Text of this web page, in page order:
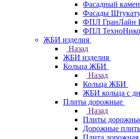
Фасадный
Фасады
ФПЛ ГранЛайн
ФПЛ
ЖБИ изделия
Назад
ЖБИ изделия
Кольца ЖБИ
Назад
Кольца ЖБИ
ЖБИ кольца с
Плиты дорожные
Назад
Плиты
Дорожные
Плита дорожная